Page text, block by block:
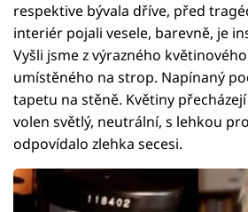
respektive bývala dříve, před
interiér pojali vesele, barevně, je
Vyšli jsme z výrazného
umístěného na strop. Napínaný
tapetu na stěně. Květiny
volen světlý, neutrální, s lehkou
odpovídalo zlehka secesi.